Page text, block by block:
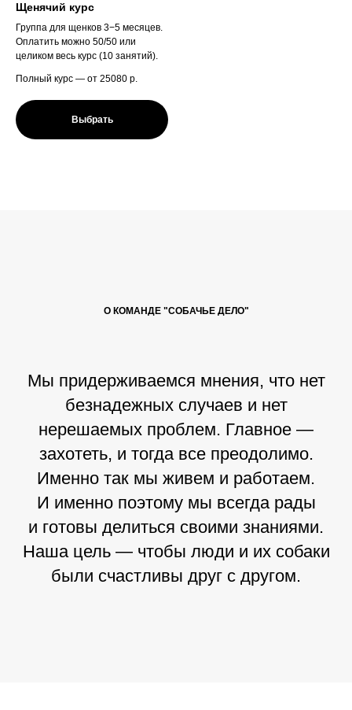
Щенячий курс
Группа для щенков 3−5 месяцев.
Оплатить можно 50/50 или
целиком весь курс (10 занятий).
Полный курс — от 25080 р.
Выбрать
О КОМАНДЕ "СОБАЧЬЕ ДЕЛО"
Мы придерживаемся мнения, что нет
безнадежных случаев и нет
нерешаемых проблем. Главное —
захотеть, и тогда все преодолимо.
Именно так мы живем и работаем.
И именно поэтому мы всегда рады
и готовы делиться своими знаниями.
Наша цель — чтобы люди и их собаки
были счастливы друг с другом.